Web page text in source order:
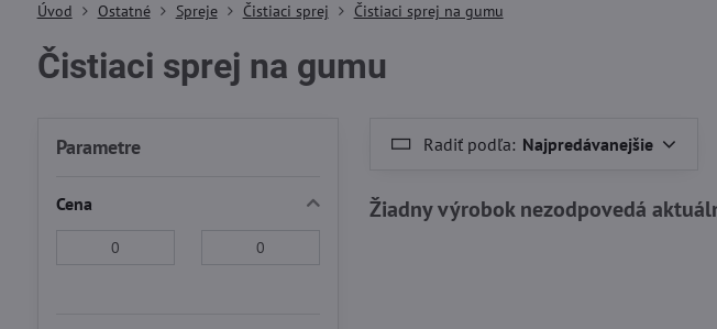
Úvod Ostatné Spreje Čistiaci sprej Čistiaci sprej na gumu
Čistiaci sprej na gumu
Radiť podľa: Najpredávanejšie
Parametre
Cena